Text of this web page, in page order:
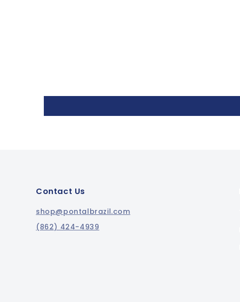
Contact Us
shop@pontalbrazil.com
(862) 424-4939